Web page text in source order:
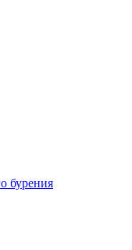
бурения